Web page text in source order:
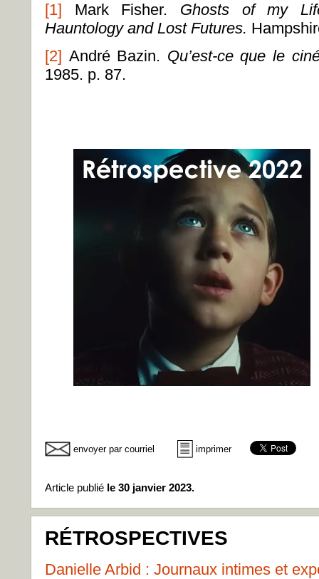
[1] Mark Fisher. Ghosts of my
Hauntology and Lost Futures.
[2] André Bazin. Qu’est-ce que le
1985. p. 87.
envoyer par courriel imprimer
Article publié le 30 janvier 2023.
RÉTROSPECTIVES
Danielle Arbid : Journaux intimes et